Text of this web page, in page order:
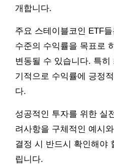
개합니다.
주요 스테이블코인 ETF
수준의 수익률을 목표로
변동될 수 있습니다. 특
기적으로 수익률에 긍정
다.
성공적인 투자를 위한 실
려사항을 구체적인 예시
결정 시 반드시 확인해야
립니다.